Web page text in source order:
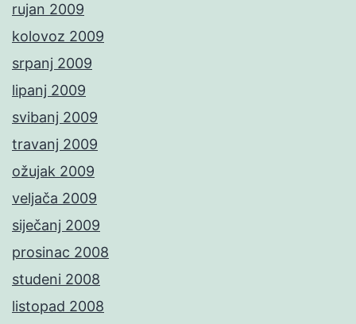
rujan 2009
kolovoz 2009
srpanj 2009
lipanj 2009
svibanj 2009
travanj 2009
ožujak 2009
veljača 2009
siječanj 2009
prosinac 2008
studeni 2008
listopad 2008